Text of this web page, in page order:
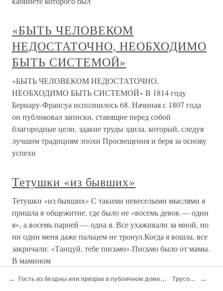
«БЫТЬ ЧЕЛОВЕКОМ
НЕДОСТАТОЧНО, НЕОБХОДИМО
БЫТЬ СИСТЕМОЙ»
«БЫТЬ ЧЕЛОВЕКОМ НЕДОСТАТОЧНО,
НЕОБХОДИМО БЫТЬ СИСТЕМОЙ» В 1814 году
Бернару-Франсуа исполнилось 68. Начиная с 1807 года
он публиковал записки, ставящие перед собой
благородные цели, эдакие труды эдила, который, следуя
лучшим традициям эпохи Просвещения и беря за основу
успехи
Тетушки «из бывших»
Тетушки «из бывших» С такими невеселыми мыслями я
пришла в общежитие, где было не «восемь девок — один
я», а восемь парней — одна я. Все ухаживали за мной, но
ни один меня даже пальцем не тронул.Когда я вошла, все
закричали: «Танцуй, тебе письмо».Письмо было от мамы.
В мамином
← Гость из бездны или призрак в публичном доме (начало) Трусость →